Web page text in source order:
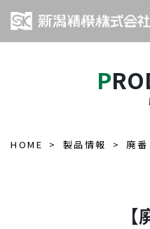
HOME 製品情報 廃番
【